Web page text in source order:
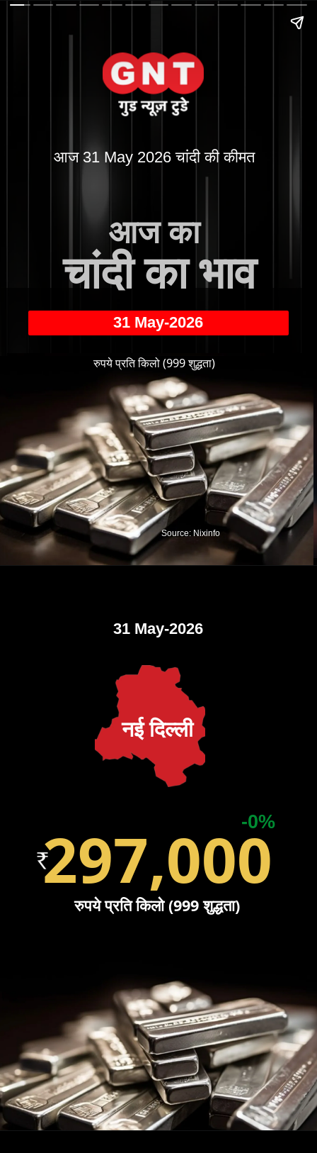
31 May-2026
आज 31 May 2026 चांदी की कीमत
आज का
चांदी का भाव
रुपये प्रति किलो (999 शुद्धता)
Source: Nixinfo
31 May-2026
-0%
297,000
रुपये प्रति किलो (999 शुद्धता)
नई दिल्ली